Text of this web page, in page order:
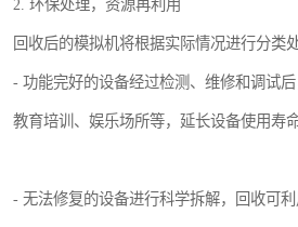
2. 环保处理，资源再利用
回收后的模拟机将根据实际情况进行分类处
- 功能完好的设备经过检测、维修和调试
教育培训、娱乐场所等，延长设备使用寿命
- 无法修复的设备进行科学拆解，回收可